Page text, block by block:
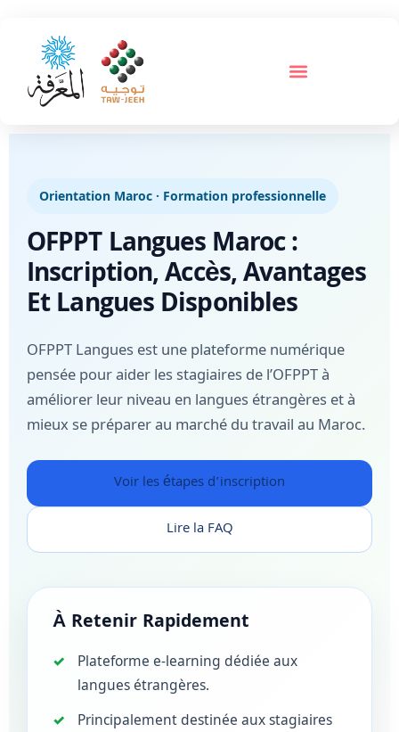
Orientation Maroc · Formation professionnelle
OFPPT Langues Maroc :
Inscription, Accès, Avantages
Et Langues Disponibles
OFPPT Langues est une plateforme numérique
pensée pour aider les stagiaires de l’OFPPT à
améliorer leur niveau en langues étrangères et à
mieux se préparer au marché du travail au Maroc.
Voir les étapes d’inscription
Lire la FAQ
À Retenir Rapidement
Plateforme e-learning dédiée aux
langues étrangères.
Principalement destinée aux stagiaires